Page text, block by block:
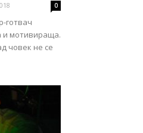
0
готвач
и мотивираща.
човек не се